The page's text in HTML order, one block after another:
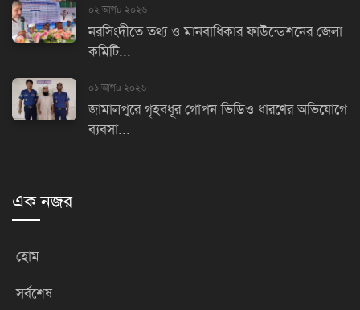
০২ আগu ২০২৬
নরসিংদীতে তথ্য ও মানবাধিকার ফাউন্ডেশনের জেলা
কমিটি...
০১ আগu ২০২৬
জামালপুরে গৃহবধূর গোপন ভিডিও ধারণের অভিযোগে
ব্যবসা...
এক নজর
হোম
সর্বশেষ